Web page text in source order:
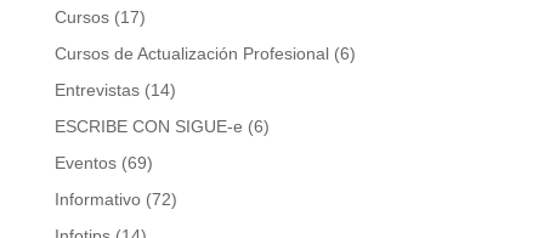
Cursos(17)
Cursos de Actualización Profesional(6)
Entrevistas(14)
ESCRIBE CON SIGUE-e (6)
Eventos(69)
Informativo(72)